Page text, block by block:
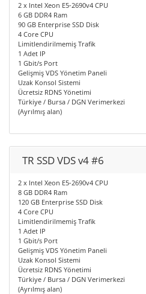
2 x Intel Xeon E5-2690v4 CPU
6 GB DDR4 Ram
90 GB Enterprise SSD Disk
4 Core CPU
Limitlendirilmemiş Trafik
1 Adet IP
1 Gbit/s Port
Gelişmiş VDS Yönetim Paneli
Uzak Konsol Sistemi
Ücretsiz RDNS Yönetimi
Türkiye / Bursa / DGN Verimerkezi
(Ayrılmış alan)
TR SSD VDS v4 #6
2 x Intel Xeon E5-2690v4 CPU
8 GB DDR4 Ram
120 GB Enterprise SSD Disk
4 Core CPU
Limitlendirilmemiş Trafik
1 Adet IP
1 Gbit/s Port
Gelişmiş VDS Yönetim Paneli
Uzak Konsol Sistemi
Ücretsiz RDNS Yönetimi
Türkiye / Bursa / DGN Verimerkezi
(Ayrılmış alan)